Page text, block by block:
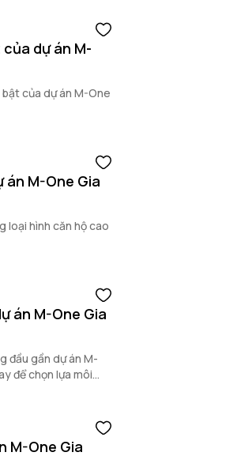
dự án M-
của dự án M-One
M-One Gia
loại hình căn hộ cao
án M-One Gia
đầu gần dự án M-
để chọn lựa môi
M-One Gia